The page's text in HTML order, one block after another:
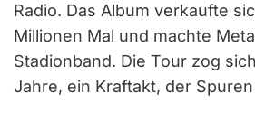
Radio. Das Album verkaufte
Millionen Mal und machte
Stadionband. Die Tour zog
Jahre, ein Kraftakt, der